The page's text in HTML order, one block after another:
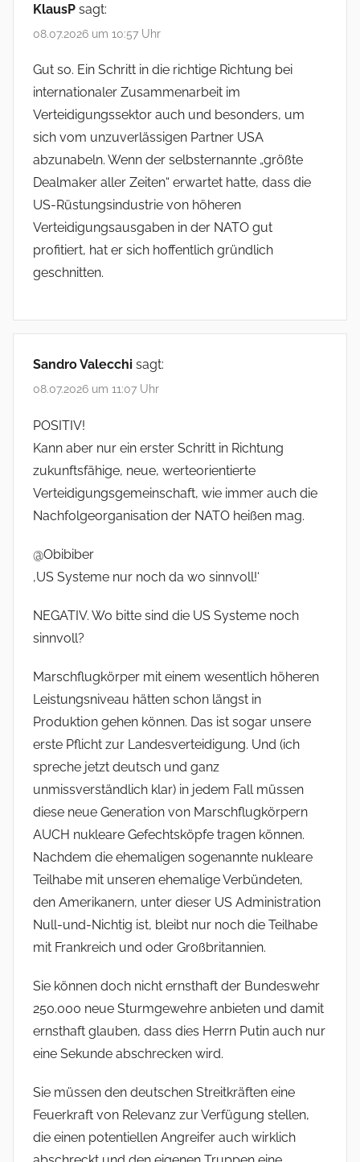
KlausP sagt:
08.07.2026 um 10:57 Uhr
Gut so. Ein Schritt in die richtige Richtung bei
internationaler Zusammenarbeit im
Verteidigungssektor auch und besonders, um
sich vom unzuverlässigen Partner USA
abzunabeln. Wenn der selbsternannte „größte
Dealmaker aller Zeiten“ erwartet hatte, dass die
US-Rüstungsindustrie von höheren
Verteidigungsausgaben in der NATO gut
profitiert, hat er sich hoffentlich gründlich
geschnitten.
Sandro Valecchi sagt:
08.07.2026 um 11:07 Uhr
POSITIV!
Kann aber nur ein erster Schritt in Richtung
zukunftsfähige, neue, werteorientierte
Verteidigungsgemeinschaft, wie immer auch die
Nachfolgeorganisation der NATO heißen mag.
@Obibiber
‚US Systeme nur noch da wo sinnvoll!‘
NEGATIV. Wo bitte sind die US Systeme noch
sinnvoll?
Marschflugkörper mit einem wesentlich höheren
Leistungsniveau hätten schon längst in
Produktion gehen können. Das ist sogar unsere
erste Pflicht zur Landesverteidigung. Und (ich
spreche jetzt deutsch und ganz
unmissverständlich klar) in jedem Fall müssen
diese neue Generation von Marschflugkörpern
AUCH nukleare Gefechtsköpfe tragen können.
Nachdem die ehemaligen sogenannte nukleare
Teilhabe mit unseren ehemalige Verbündeten,
den Amerikanern, unter dieser US Administration
Null-und-Nichtig ist, bleibt nur noch die Teilhabe
mit Frankreich und oder Großbritannien.
Sie können doch nicht ernsthaft der Bundeswehr
250.000 neue Sturmgewehre anbieten und damit
ernsthaft glauben, dass dies Herrn Putin auch nur
eine Sekunde abschrecken wird.
Sie müssen den deutschen Streitkräften eine
Feuerkraft von Relevanz zur Verfügung stellen,
die einen potentiellen Angreifer auch wirklich